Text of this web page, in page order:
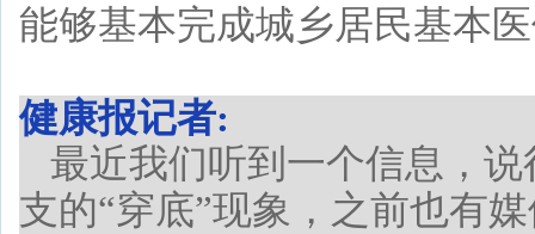
能够基本完成城乡居民基本
健康报记者:
最近我们听到一个信息，
支的“穿底”现象，之前也有